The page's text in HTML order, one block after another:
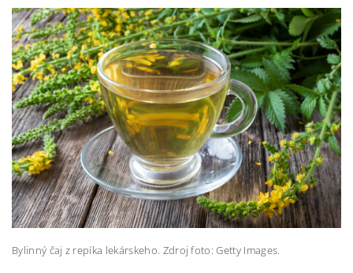
Bylinný čaj z repíka lekárskeho. Zdroj foto: Getty Images.